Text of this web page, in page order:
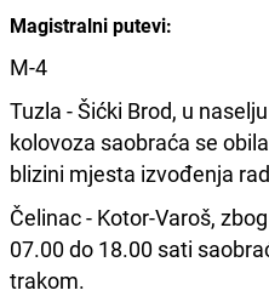
Magistralni putevi:
M-4
Tuzla - Šićki Brod, u
kolovoza saobraća se
blizini mjesta izvođenja
Čelinac - Kotor-Varoš,
07.00 do 18.00 sati
trakom.